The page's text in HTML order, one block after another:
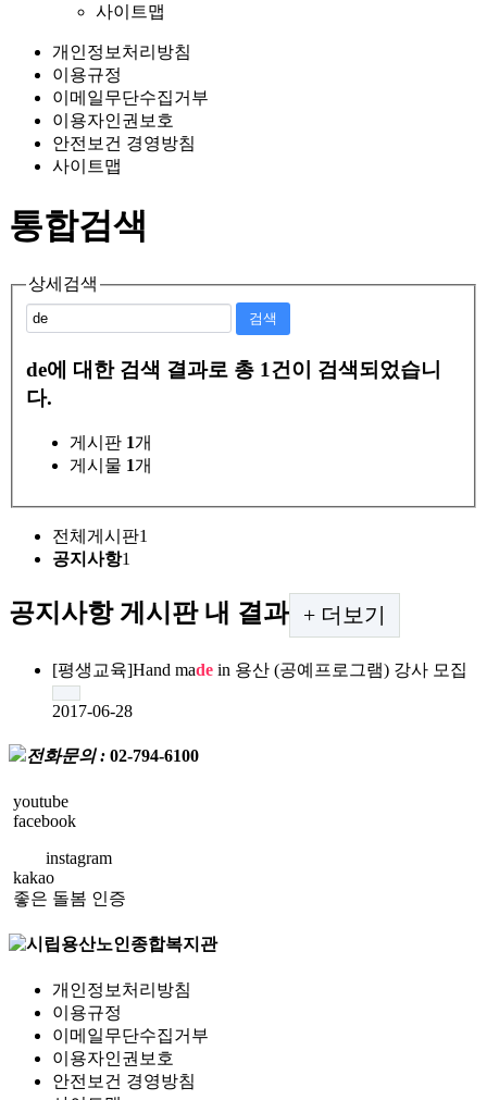
사이트맵
개인정보처리방침
이용규정
이메일무단수집거부
이용자인권보호
안전보건 경영방침
사이트맵
통합검색
상세검색
검색
de에 대한 검색 결과로 총 1건이 검색되었습니
다.
게시판 1개
게시물 1개
전체게시판1
공지사항1
공지사항게시판 내 결과 + 더보기
[평생교육]Hand made in 용산 (공예프로그램) 강사 모집
2017-06-28
전화문의 : 02-794-6100
youtube
facebook
instagram
kakao
좋은 돌봄 인증
개인정보처리방침
이용규정
이메일무단수집거부
이용자인권보호
안전보건 경영방침